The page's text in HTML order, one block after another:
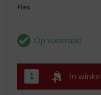
Fles
In